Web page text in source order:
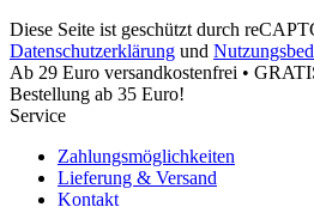
Diese Seite ist geschützt durch
Datenschutzerklärung und
Ab 29 Euro versandkostenfrei •
Bestellung ab 35 Euro!
Service
Zahlungsmöglichkeiten
Lieferung & Versand
Kontakt